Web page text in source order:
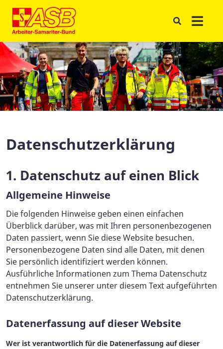
Datenschutzerklärung
1. Datenschutz auf einen Blick
Allgemeine Hinweise
Die folgenden Hinweise geben einen einfachen
Überblick darüber, was mit Ihren personenbezogenen
Daten passiert, wenn Sie diese Website besuchen.
Personenbezogene Daten sind alle Daten, mit denen
Sie persönlich identifiziert werden können.
Ausführliche Informationen zum Thema Datenschutz
entnehmen Sie unserer unter diesem Text aufgeführten
Datenschutzerklärung.
Datenerfassung auf dieser Website
Wer ist verantwortlich für die Datenerfassung auf dieser